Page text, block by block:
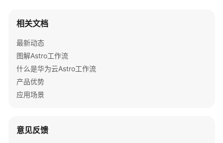
程
通
过
IAM
授
予
AstroFlow
的
相关文档
最新动态
图解Astro工作流
什么是华为云Astro工作流
产品优势
应用场景
意见反馈